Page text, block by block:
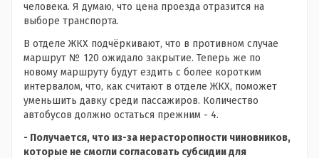
человека. Я думаю, что цена проезда отразится на
выборе транспорта.
В отделе ЖКХ подчёркивают, что в противном случае
маршрут № 120 ожидало закрытие. Теперь же по
новому маршруту будут ездить с более коротким
интервалом, что, как считают в отделе ЖКХ, поможет
уменьшить давку среди пассажиров. Количество
автобусов должно остаться прежним - 4.
- Получается, что из-за нерасторопности чиновников,
которые не смогли согласовать субсидии для